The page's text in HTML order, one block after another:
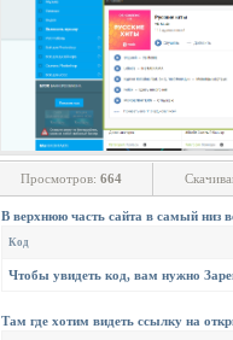
Просмотров: 664
В верхнюю часть сайта в самый низ
Код
Чтобы увидеть код, вам нужно
Там где хотим видеть ссылку на